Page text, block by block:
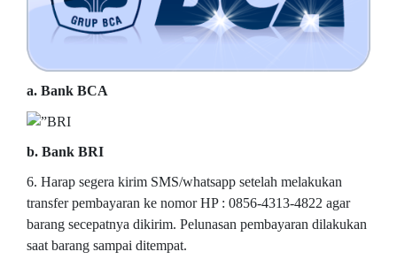
a. Bank BCA
b. Bank BRI
6. Harap segera kirim SMS/whatsapp setelah melakukan
transfer pembayaran ke nomor HP : 0856-4313-4822 agar
barang secepatnya dikirim. Pelunasan pembayaran dilakukan
saat barang sampai ditempat.